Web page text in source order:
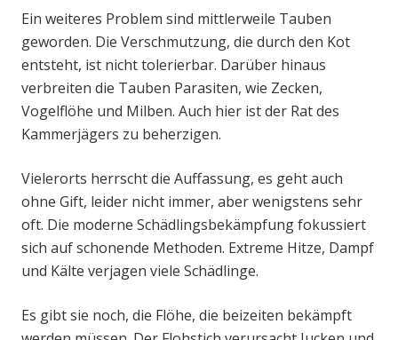
Ein weiteres Problem sind mittlerweile Tauben
geworden. Die Verschmutzung, die durch den Kot
entsteht, ist nicht tolerierbar. Darüber hinaus
verbreiten die Tauben Parasiten, wie Zecken,
Vogelflöhe und Milben. Auch hier ist der Rat des
Kammerjägers zu beherzigen.
Vielerorts herrscht die Auffassung, es geht auch
ohne Gift, leider nicht immer, aber wenigstens sehr
oft. Die moderne Schädlingsbekämpfung fokussiert
sich auf schonende Methoden. Extreme Hitze, Dampf
und Kälte verjagen viele Schädlinge.
Es gibt sie noch, die Flöhe, die beizeiten bekämpft